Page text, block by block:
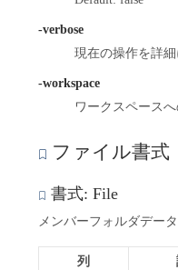
-verbose
現在の操作を詳
-workspace
ワークスペース
ファイル書式
書式: File
メンバーフォルダデータ
列